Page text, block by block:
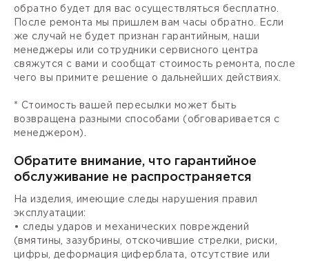
обратно будет для вас осуществляться бесплатно.
После ремонта мы пришлем вам часы обратно. Если
же случай не будет признан гарантийным, наши
менеджеры или сотрудники сервисного центра
свяжутся с вами и сообщат стоимость ремонта, после
чего вы примите решение о дальнейших действиях.
* Стоимость вашей пересылки может быть
возвращена разными способами (обговаривается с
менеджером).
Обратите внимание, что гарантийное
обслуживание не распространяется
На изделия, имеющие следы нарушения правил
эксплуатации:
• следы ударов и механических повреждений
(вмятины, зазубрины, отскочившие стрелки, риски,
цифры, деформация циферблата, отсутствие или